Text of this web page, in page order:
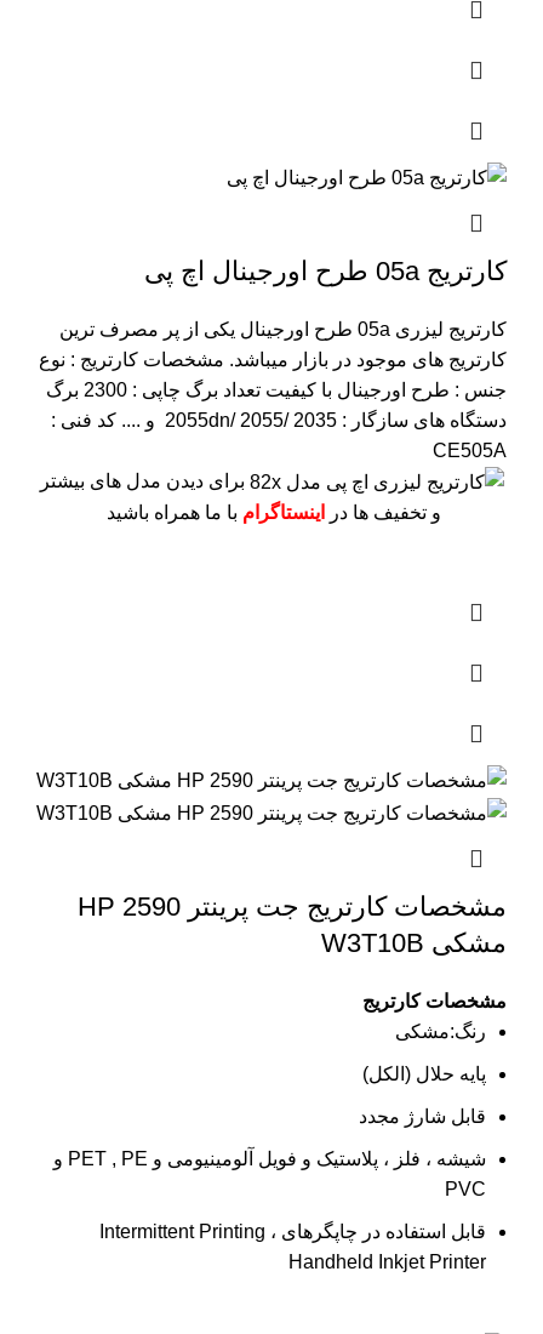
کارتریج 05a طرح اورجینال اچ پی
کارتریج لیزری 05a طرح اورجینال یکی از پر مصرف ترین
کارتریج های موجود در بازار میباشد. مشخصات کارتریج : نوع
جنس : طرح اورجینال با کیفیت تعداد برگ چاپی : 2300 برگ
دستگاه های سازگار : 2055dn/ 2055/ 2035 و ....
کد فنی :
CE505A
برای دیدن مدل های بیشتر
و تخفیف ها در
اینستاگرام با ما همراه باشید
مشخصات کارتریج جت پرینتر 2590 HP
مشکی W3T10B
مشخصات کارتریج
رنگ:مشکی
پایه حلال (الکل)
قابل شارژ مجدد
شیشه ، فلز ، پلاستیک و فویل آلومینیومی و PET , PE و
PVC
قابل استفاده در چاپگرهای Intermittent Printing ،
Handheld Inkjet Printer